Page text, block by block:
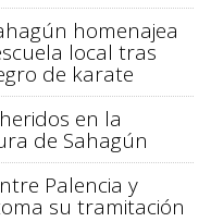
homenajea
local tras
de karate
en la
de Sahagún
Palencia y
su tramitación